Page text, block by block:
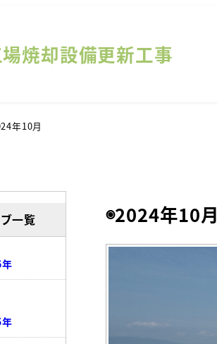
焼却設備更新工事
年10月
一覧 ◉2024年10月